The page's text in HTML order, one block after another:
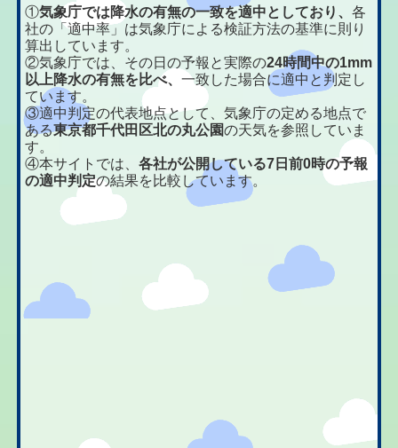
①気象庁では降水の有無の一致を適中としており、各
社の「適中率」は気象庁による検証方法の基準に則り
算出しています。
②気象庁では、その日の予報と実際の24時間中の1mm
以上降水の有無を比べ、一致した場合に適中と判定し
ています。
③適中判定の代表地点として、気象庁の定める地点で
ある東京都千代田区北の丸公園の天気を参照していま
す。
④本サイトでは、各社が公開している7日前0時の予報
の適中判定の結果を比較しています。